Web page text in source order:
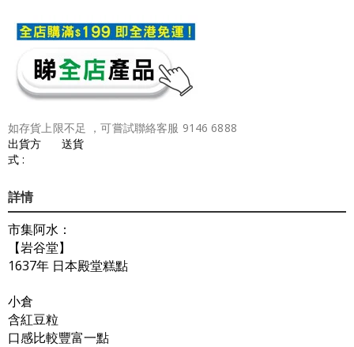
如存貨上限不足 ，可嘗試聯絡客服 9146 6888
出貨方
式 :
送貨
詳情
市集阿水：
【岩谷堂】
1637年 日本殿堂糕點
小倉
含紅豆粒
口感比較豐富一點